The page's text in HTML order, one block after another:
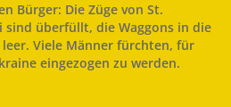
Bürger: Die Züge von St.
sind überfüllt, die Waggons in die
Viele Männer fürchten, für
eingezogen zu werden.